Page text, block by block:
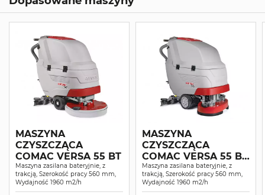
MASZYNA
CZYSZCZĄCA
COMAC VERSA 55 BT
Maszyna zasilana bateryjnie, z
trakcją, Szerokość pracy 560 mm,
Wydajność 1960 m2/h
MASZYNA
CZYSZCZĄCA
COMAC VERSA 55 BT
KOMPLET
Maszyna zasilana bateryjnie, z
trakcją, Szerokość pracy 560 mm,
Wydajność 1960 m2/h